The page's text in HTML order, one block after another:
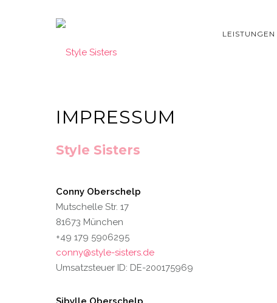
LEISTUNGEN
IMPRESSUM
Style Sisters
Conny Oberschelp
Mutschelle Str. 17
81673 München
+49 179 5906295
conny@style-sisters.de
Umsatzsteuer ID: DE-200175969